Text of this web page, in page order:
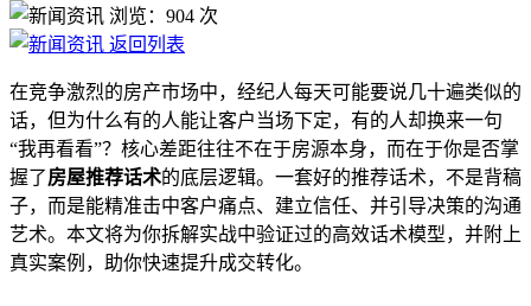
浏览： 904 次
返回列表
在竞争激烈的房产市场中，经纪人每天可能要说几十遍类似的
话，但为什么有的人能让客户当场下定，有的人却换来一句
“我再看看”？核心差距往往不在于房源本身，而在于你是否掌
握了房屋推荐话术的底层逻辑。一套好的推荐话术，不是背稿
子，而是能精准击中客户痛点、建立信任、并引导决策的沟通
艺术。本文将为你拆解实战中验证过的高效话术模型，并附上
真实案例，助你快速提升成交转化。